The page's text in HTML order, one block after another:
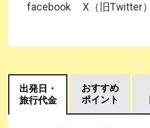
facebook X（旧Twitter）
出発日・
旅行代金
おすすめ
ポイント